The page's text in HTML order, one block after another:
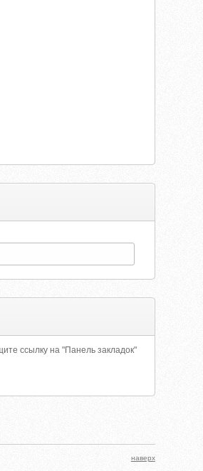
ссылку на "Панель закладок"
наверх